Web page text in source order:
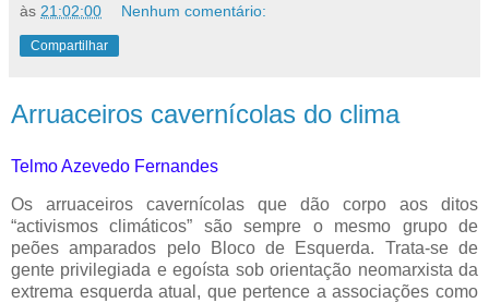
às 21:02:00 Nenhum comentário:
Compartilhar
Arruaceiros cavernícolas do clima
Telmo Azevedo Fernandes
Os arruaceiros cavernícolas que dão corpo aos ditos
“activismos climáticos” são sempre o mesmo grupo de
peões amparados pelo Bloco de Esquerda. Trata-se de
gente privilegiada e egoísta sob orientação neomarxista da
extrema esquerda atual, que pertence a associações como